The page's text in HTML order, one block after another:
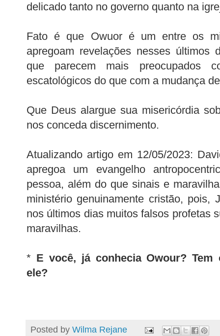
delicado tanto no governo quanto na
Fato é que Owuor é um entre os
apregoam revelações nesses últimos
que parecem mais preocupados
escatológicos do que com a mudança
Que Deus alargue sua misericórdia
nos conceda discernimento.
Atualizando artigo em 12/05/2023:
apregoa um evangelho
pessoa, além do que sinais e
ministério genuinamente cristão, pois,
nos últimos dias muitos falsos profetas
maravilhas.
* E você, já conhecia Owour? Tem
ele?
Posted by Wilma Rejane